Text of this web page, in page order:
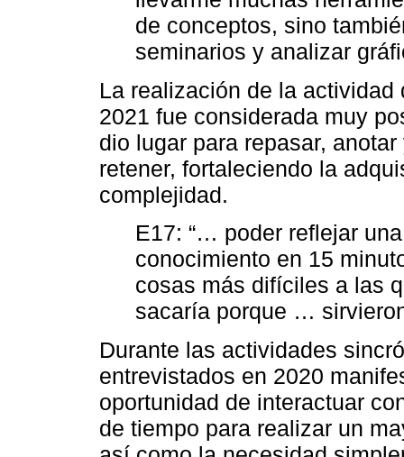
de conceptos, sino
seminarios y analizar
La realización de la actividad
2021 fue considerada muy
dio lugar para repasar,
retener, fortaleciendo la
complejidad.
E17: “… poder reflejar
conocimiento en 15
cosas más difíciles a las
sacaría porque …
Durante las actividades
entrevistados en 2020
oportunidad de interactuar
de tiempo para realizar un